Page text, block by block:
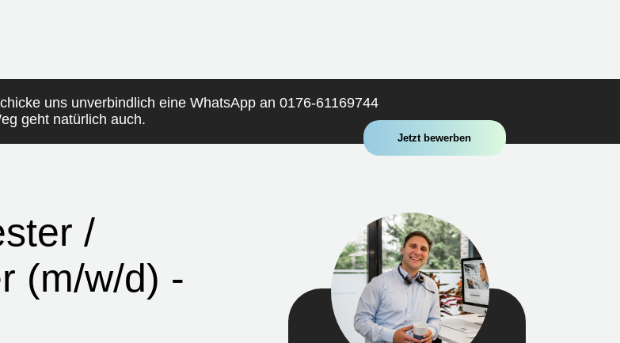
uns unverbindlich eine WhatsApp an 0176-61169744
geht natürlich auch.
Jetzt bewerben
/
(m/w/d) -